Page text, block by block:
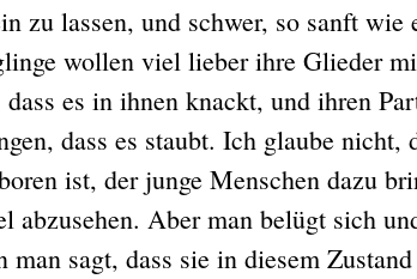
zu lassen, und schwer, so sanft wie
wollen viel lieber ihre Glieder
es in ihnen knackt, und ihren
dass es staubt. Ich glaube nicht,
ist, der junge Menschen dazu
abzusehen. Aber man belügt sich
sagt, dass sie in diesem